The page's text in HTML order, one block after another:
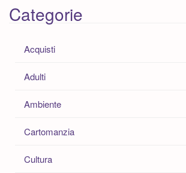
r
c
Categorie
Acquisti
Adulti
Ambiente
Cartomanzia
Cultura